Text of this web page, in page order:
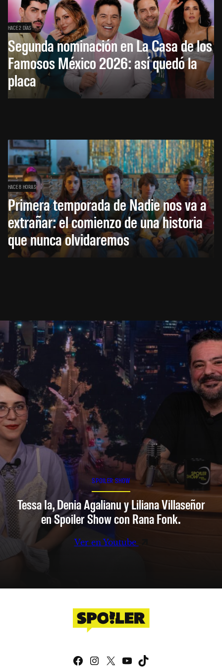
HACE 2 DÍAS
Segunda nominación en La Casa de los
Famosos México 2026: así quedó la
placa
HACE 8 HORAS
Primera temporada de Nadie nos va a
extrañar: el comienzo de una historia
que nunca olvidaremos
SPOILER SHOW
Tessa Ia, Denia Agalianu y Liliana Villaseñor
en Spoiler Show con Rana Fonk.
Ver en Youtube
Facebook
Instagram
X YouTube